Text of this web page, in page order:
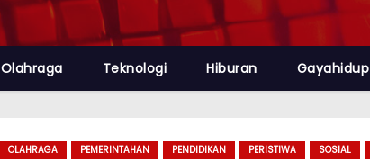
Olahraga Teknologi Hiburan Gayahidup
OLAHRAGA PEMERINTAHAN PENDIDIKAN PERISTIWA SOSIAL